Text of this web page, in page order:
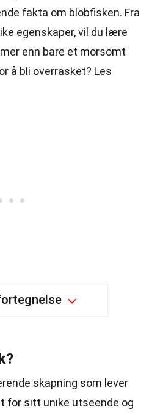
fakta om blobfisken. Fra
egenskaper, vil du lære
enn bare et morsomt
å bli overrasket? Les
skapning som lever
for sitt unike utseende og